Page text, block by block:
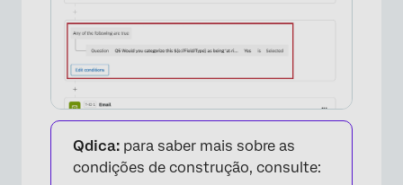
Qdica: para saber mais sobre as
condições de construção, consulte: